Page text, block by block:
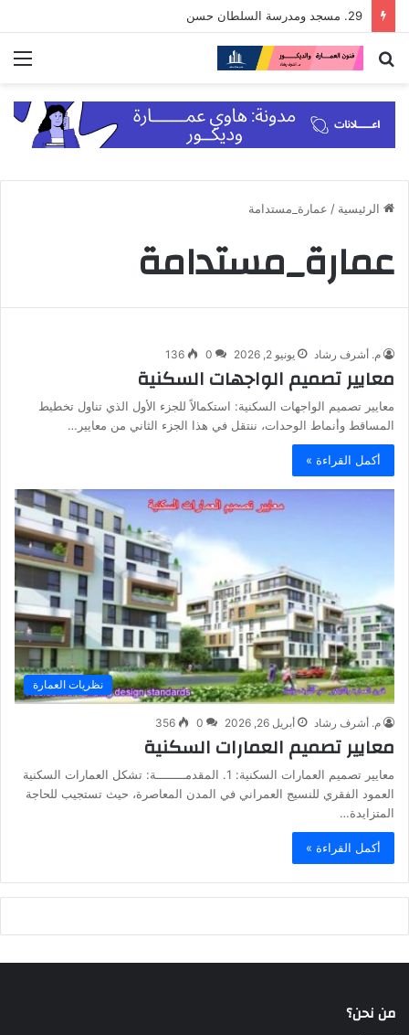
29. مسجد ومدرسة السلطان حسن
بحث
الرئيسية / عمارة_مستدامة
عمارة_مستدامة
م. أشرف رشاد يونيو 2, 2026 0
136
معايير تصميم الواجهات السكنية
معايير تصميم الواجهات السكنية: استكمالاً للجزء الأول الذي تناول تخطيط
المساقط وأنماط الوحدات، ننتقل في هذا الجزء الثاني من معايير…
أكمل القراءة »
نظريات العمارة
م. أشرف رشاد أبريل 26, 2026 0
356
معايير تصميم العمارات السكنية
معايير تصميم العمارات السكنية: 1. المقدمــــــــة: تشكل العمارات السكنية
العمود الفقري للنسيج العمراني في المدن المعاصرة، حيث تستجيب للحاجة
المتزايدة…
أكمل القراءة »
من نحن؟